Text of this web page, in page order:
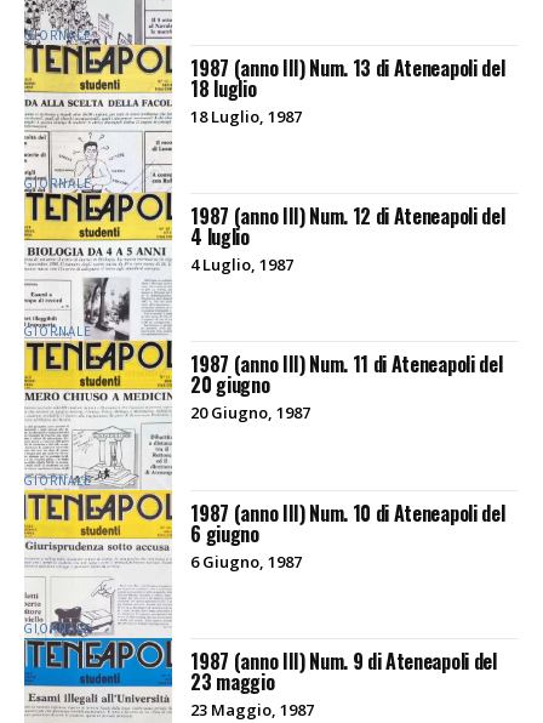
GIORNALE
GIORNALE
1987 (anno III) Num. 13 di Ateneapoli del
18 luglio
18 Luglio, 1987
GIORNALE
1987 (anno III) Num. 12 di Ateneapoli del
4 luglio
4 Luglio, 1987
GIORNALE
1987 (anno III) Num. 11 di Ateneapoli del
20 giugno
20 Giugno, 1987
GIORNALE
1987 (anno III) Num. 10 di Ateneapoli del
6 giugno
6 Giugno, 1987
1987 (anno III) Num. 9 di Ateneapoli del
23 maggio
23 Maggio, 1987